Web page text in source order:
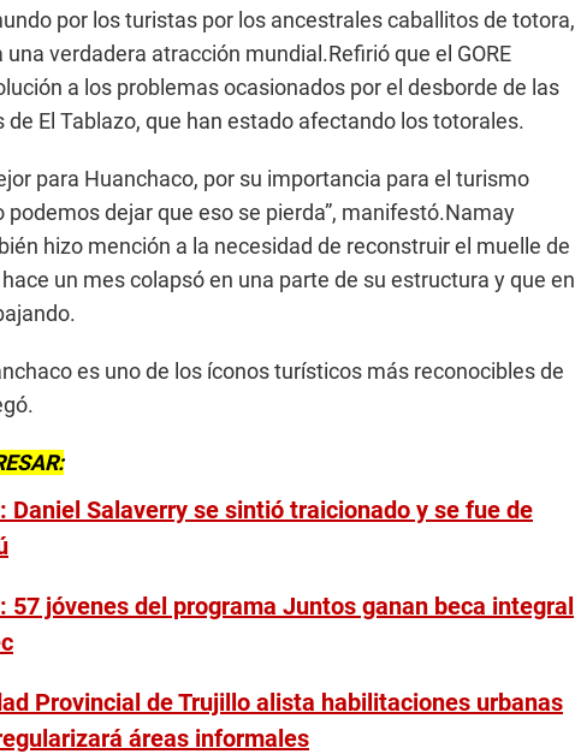
por los turistas por los ancestrales caballitos de totora,
una verdadera atracción mundial.Refirió que el GORE
a los problemas ocasionados por el desborde de las
de El Tablazo, que han estado afectando los totorales.
para Huanchaco, por su importancia para el turismo
podemos dejar que eso se pierda”, manifestó.Namay
hizo mención a la necesidad de reconstruir el muelle de
un mes colapsó en una parte de su estructura y que en
es uno de los íconos turísticos más reconocibles de
Daniel Salaverry se sintió traicionado y se fue de
57 jóvenes del programa Juntos ganan beca integral
Provincial de Trujillo alista habilitaciones urbanas
áreas informales